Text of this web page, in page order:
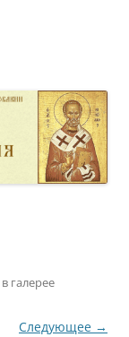
в галерее
Следующее →